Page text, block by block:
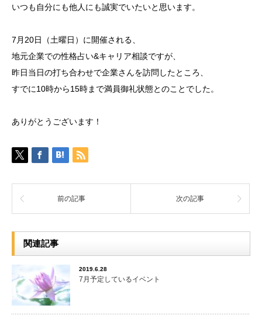
いつも自分にも他人にも誠実でいたいと思います。
7月20日（土曜日）に開催される、
地元企業での性格占い&キャリア相談ですが、
昨日当日の打ち合わせで企業さんを訪問したところ、
すでに10時から15時まで満員御礼状態とのことでした。
ありがとうございます！
前の記事 次の記事
関連記事
2019.6.28
7月予定しているイベント